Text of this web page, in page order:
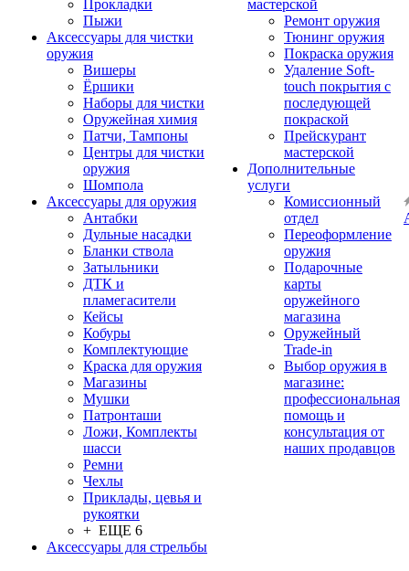
Прокладки
Пыжи
Аксессуары для чистки
оружия
Вишеры
Ёршики
Наборы для чистки
Оружейная химия
Патчи, Тампоны
Центры для чистки
оружия
Шомпола
Аксессуары для оружия
Антабки
Дульные насадки
Бланки ствола
Затыльники
ДТК и
пламегасители
Кейсы
Кобуры
Комплектующие
Краска для оружия
Магазины
Мушки
Патронташи
Ложи, Комплекты
шасси
Ремни
Чехлы
Приклады, цевья и
рукоятки
+ ЕЩЕ 6
Аксессуары для стрельбы
мастерской
Ремонт оружия
Тюнинг оружия
Покраска оружия
Удаление Soft-
touch покрытия с
последующей
покраской
Прейскурант
мастерской
Дополнительные
услуги
Комиссионный
отдел
Переоформление
оружия
Подарочные
карты
оружейного
магазина
Оружейный
Trade-in
Выбор оружия в
магазине:
профессиональная
помощь и
консультация от
наших продавцов